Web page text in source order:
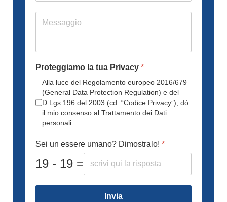
Proteggiamo la tua Privacy *
Alla luce del Regolamento europeo 2016/679
(General Data Protection Regulation) e del
D.Lgs 196 del 2003 (cd. “Codice Privacy”), dò
il mio consenso al Trattamento dei Dati
personali
Sei un essere umano? Dimostralo! *
19 - 19 =
Invia